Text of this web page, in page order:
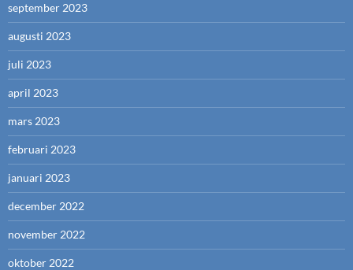
september 2023
augusti 2023
juli 2023
april 2023
mars 2023
februari 2023
januari 2023
december 2022
november 2022
oktober 2022